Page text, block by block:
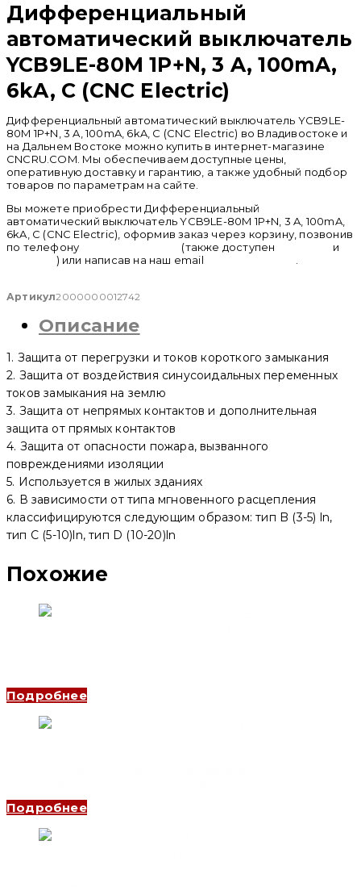
Дифференциальный
автоматический выключатель
YCB9LE-80M 1P+N, 3 A, 100mA,
6kA, C (CNC Electric)
Дифференциальный автоматический выключатель YCB9LE-
80M 1P+N, 3 A, 100mA, 6kA, C (CNC Electric) во Владивостоке и
на Дальнем Востоке можно купить в интернет-магазине
CNCRU.COM. Мы обеспечиваем доступные цены,
оперативную доставку и гарантию, а также удобный подбор
товаров по параметрам на сайте.
Вы можете приобрести Дифференциальный
автоматический выключатель YCB9LE-80M 1P+N, 3 A, 100mA,
6kA, C (CNC Electric), оформив заказ через корзину, позвонив
по телефону
(также доступен
и
) или написав на наш email
Артикул2000000012742
Описание
1. Защита от перегрузки и токов короткого замыкания
2. Защита от воздействия синусоидальных переменных
токов замыкания на землю
3. Защита от непрямых контактов и дополнительная
защита от прямых контактов
4. Защита от опасности пожара, вызванного
повреждениями изоляции
5. Используется в жилых зданиях
6. В зависимости от типа мгновенного расцепления
классифицируются следующим образом: тип B (3-5) ln,
тип C (5-10)ln, тип D (10-20)ln
Похожие
Подробнее
Подробнее